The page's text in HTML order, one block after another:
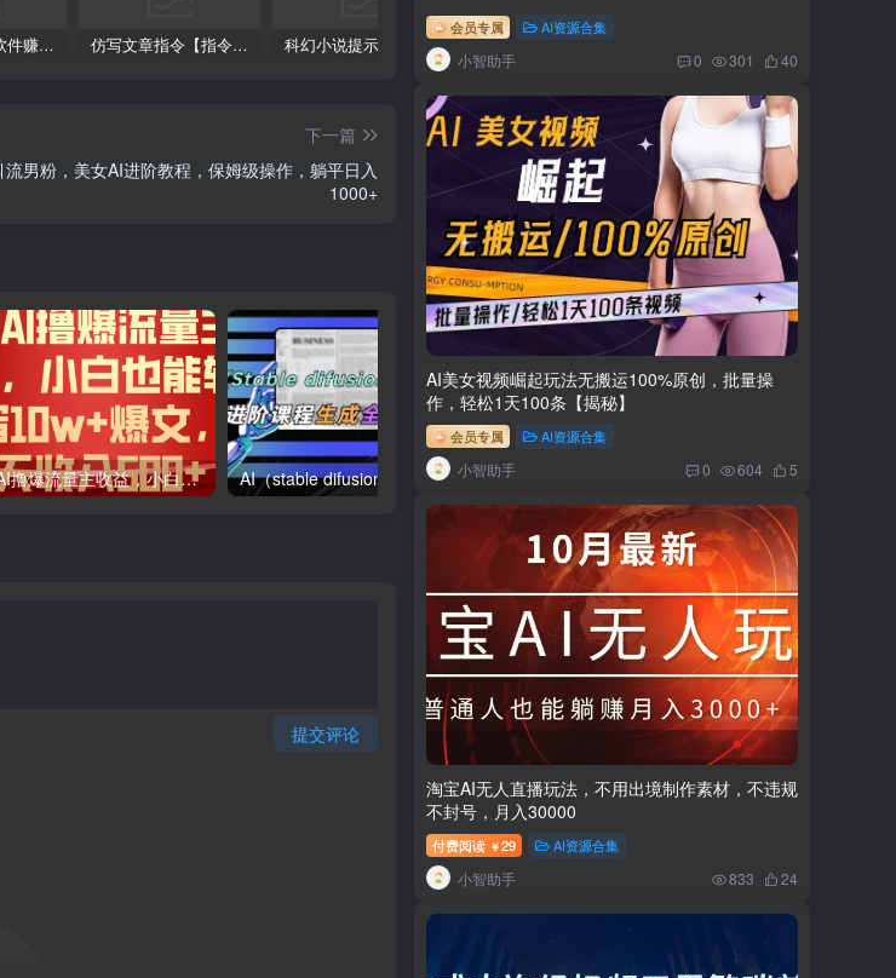
利用短视频卖软件赚钱，新手小白轻松月入10000+！ 仿写文章指令【指令+教程】 科幻小说提示词【指令】
下一篇
流男粉，美女AI进阶教程，保姆级操作，躺平日入
1000+
利用AI撸爆流量主收益，小白也能轻松写10W 爆款文章，轻松日入500 AI（stable difusion ControlNet）绘画进阶课程 办公场景 全面提升工作效率 AIGC-实战应用商业课：手把手教学 商业落地 学以致用 帮你实现第二职业腾飞
提交评论
会员专属 AI资源合集
小智助手 0 301 40
AI美女视频崛起玩法无搬运100%原创，批量操
作，轻松1天100条【揭秘】
会员专属 AI资源合集
小智助手 0 604 5
淘宝AI无人直播玩法，不用出境制作素材，不违规
不封号，月入30000
付费阅读 ￥29 AI资源合集
小智助手 833 24